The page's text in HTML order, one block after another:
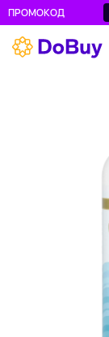
ПРОМОКОД